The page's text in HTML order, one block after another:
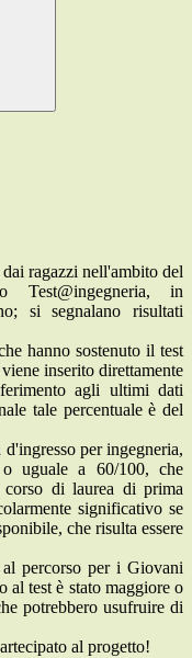
ragazzi nell'ambito del
Test@ingegneria, in
si segnalano risultati
hanno sostenuto il test
inserito direttamente
agli ultimi dati
tale percentuale è del
per ingegneria,
uguale a 60/100, che
di laurea di prima
significativo se
che risulta essere
percorso per i Giovani
al test è stato maggiore o
potrebbero usufruire di
al progetto!